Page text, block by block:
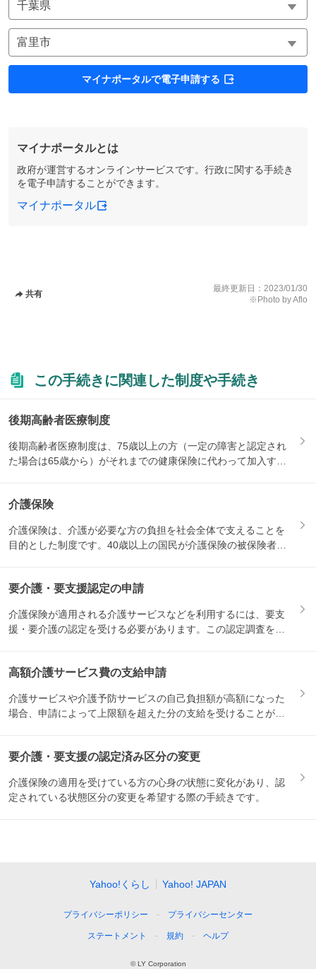
マイナポータルで電子申請する
マイナポータルとは
政府が運営するオンラインサービスです。行政に関する手続き
を電子申請することができます。
マイナポータル
共有
最終更新日： 2023/01/30
※Photo by Aflo
この手続きに関連した制度や手続き
後期高齢者医療制度
後期高齢者医療制度は、75歳以上の方（一定の障害と認定され
た場合は65歳から）がそれまでの健康保険に代わって加入する
介護保険
介護保険は、介護が必要な方の負担を社会全体で支えることを
目的とした制度です。40歳以上の国民が介護保険の被保険者と
要介護・要支援認定の申請
介護保険が適用される介護サービスなどを利用するには、要支
援・要介護の認定を受ける必要があります。この認定調査を受
高額介護サービス費の支給申請
介護サービスや介護予防サービスの自己負担額が高額になった
場合、申請によって上限額を超えた分の支給を受けることがで
要介護・要支援の認定済み区分の変更
介護保険の適用を受けている方の心身の状態に変化があり、認
定されている状態区分の変更を希望する際の手続きです。
Yahoo!くらし Yahoo! JAPAN
プライバシーポリシー プライバシーセンター
ステートメント 規約 ヘルプ
© LY Corporation